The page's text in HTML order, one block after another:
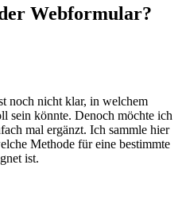
Webformular?
noch nicht klar, in welchem
sein könnte. Denoch möchte ich
mal ergänzt. Ich sammle hier
Methode für eine bestimmte
ist.